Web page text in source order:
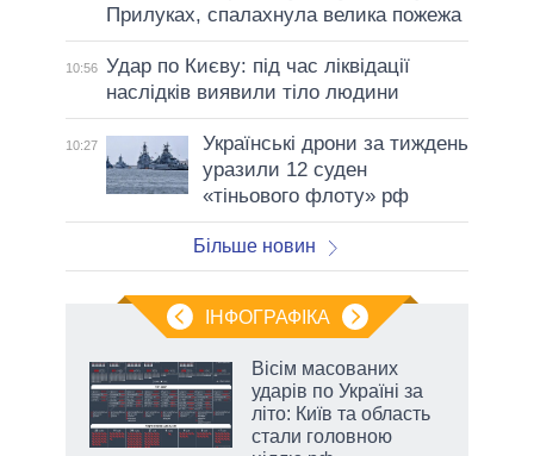
Прилуках, спалахнула велика пожежа
10:56 Удар по Києву: під час ліквідації
наслідків виявили тіло людини
10:27
Українські дрони за тиждень
уразили 12 суден
«тіньового флоту» рф
Більше новин
ІНФОГРАФІКА
Вісім масованих
ударів по Україні за
літо: Київ та область
стали головною